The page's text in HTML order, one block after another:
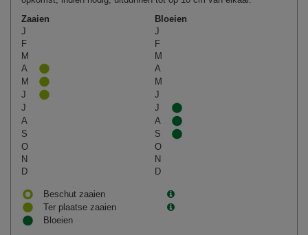
Zaaien
Bloeien
J
J
F
F
M
M
A
A
M
M
J
J
J
J
A
A
S
S
O
O
N
N
D
D
Beschut zaaien
Ter plaatse zaaien
Bloeien